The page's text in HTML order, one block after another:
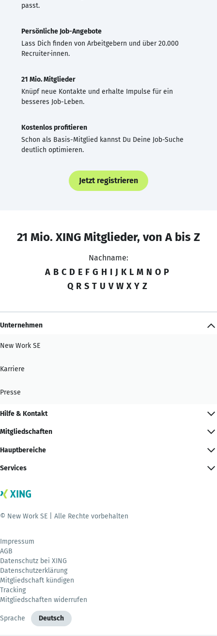
passt.
Persönliche Job-Angebote
Lass Dich finden von Arbeitgebern und über 20.000
Recruiter·innen.
21 Mio. Mitglieder
Knüpf neue Kontakte und erhalte Impulse für ein
besseres Job-Leben.
Kostenlos profitieren
Schon als Basis-Mitglied kannst Du Deine Job-Suche
deutlich optimieren.
Jetzt registrieren
21 Mio. XING Mitglieder, von A bis Z
Nachname:
A B C D E F G H I J K L M N O P
Q R S T U V W X Y Z
Unternehmen
New Work SE
Karriere
Presse
Hilfe & Kontakt
Mitgliedschaften
Hauptbereiche
Services
© New Work SE | Alle Rechte vorbehalten
Impressum
AGB
Datenschutz bei XING
Datenschutzerklärung
Mitgliedschaft kündigen
Tracking
Mitgliedschaften widerrufen
Sprache Deutsch